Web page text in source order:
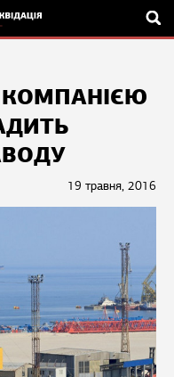
КОМПАНІЄЮ
19 травня, 2016